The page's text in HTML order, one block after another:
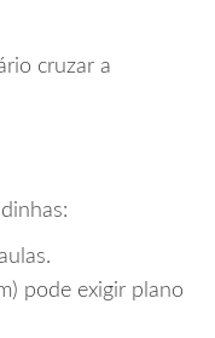
cruzar a
pode exigir plano